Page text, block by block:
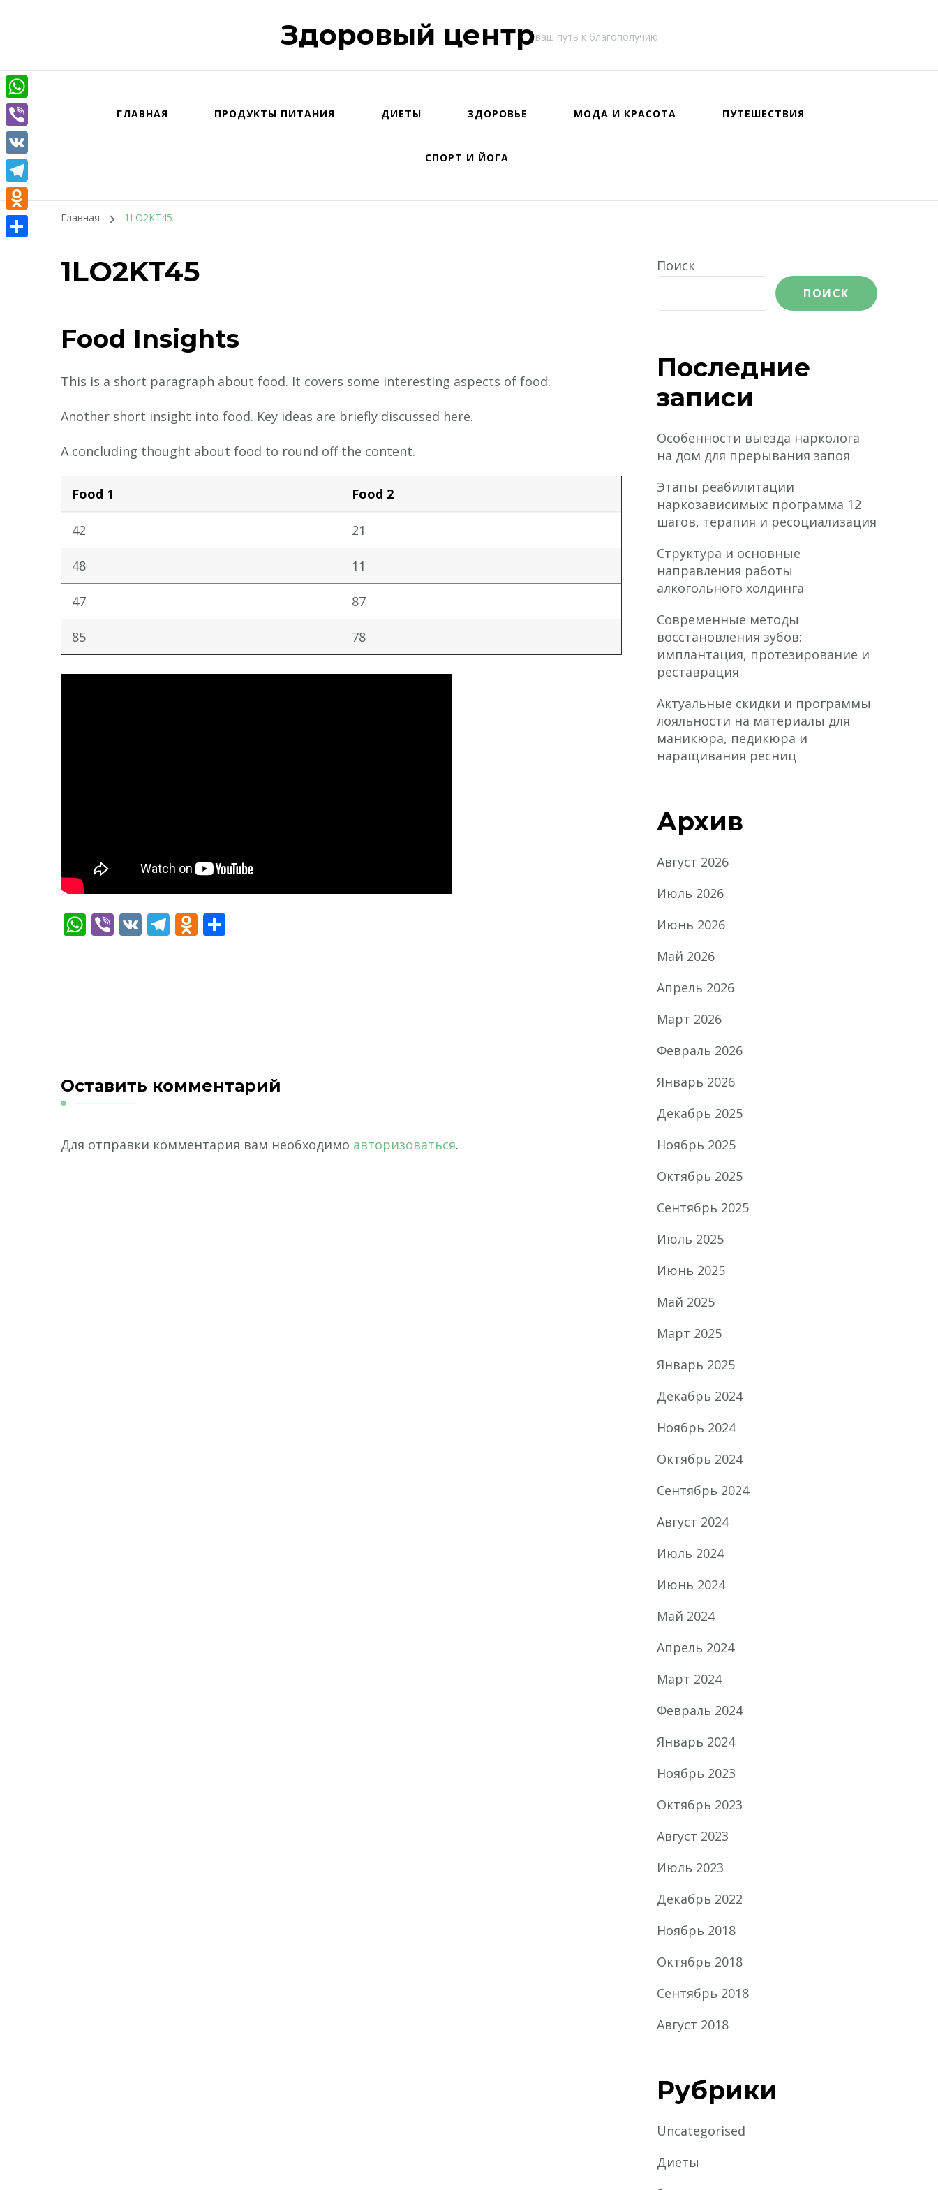
Здоровый центрваш путь к благополучию
ГЛАВНАЯ ПРОДУКТЫ ПИТАНИЯ ДИЕТЫ ЗДОРОВЬЕ МОДА И КРАСОТА ПУТЕШЕСТВИЯ
СПОРТ И ЙОГА
Главная 1LO2KT45
1LO2KT45
Food Insights
This is a short paragraph about food. It covers some interesting aspects of food.
Another short insight into food. Key ideas are briefly discussed here.
A concluding thought about food to round off the content.
Food 1 Food 2
42 21
48 11
47 87
85 78
WhatsApp
Viber
VK Telegram
Odnoklassniki
Оставить комментарий
Для отправки комментария вам необходимо авторизоваться.
Поиск
ПОИСК
Последние
записи
Особенности выезда нарколога
на дом для прерывания запоя
Этапы реабилитации
наркозависимых: программа 12
шагов, терапия и ресоциализация
Структура и основные
направления работы
алкогольного холдинга
Современные методы
восстановления зубов:
имплантация, протезирование и
реставрация
Актуальные скидки и программы
лояльности на материалы для
маникюра, педикюра и
наращивания ресниц
Архив
Август 2026
Июль 2026
Июнь 2026
Май 2026
Апрель 2026
Март 2026
Февраль 2026
Январь 2026
Декабрь 2025
Ноябрь 2025
Октябрь 2025
Сентябрь 2025
Июль 2025
Июнь 2025
Май 2025
Март 2025
Январь 2025
Декабрь 2024
Ноябрь 2024
Октябрь 2024
Сентябрь 2024
Август 2024
Июль 2024
Июнь 2024
Май 2024
Апрель 2024
Март 2024
Февраль 2024
Январь 2024
Ноябрь 2023
Октябрь 2023
Август 2023
Июль 2023
Декабрь 2022
Ноябрь 2018
Октябрь 2018
Сентябрь 2018
Август 2018
Рубрики
Uncategorised
Диеты
WhatsApp
Viber
VK
Telegram
Odnoklassniki